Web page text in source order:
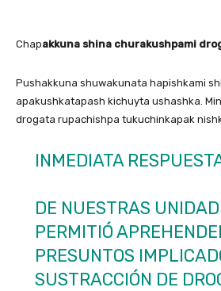
Chapakkuna shina churakushpami
Pushakkuna shuwakunata hapishkami
apakushkatapash kichuyta ushashka.
drogata rupachishpa tukuchinkapak
INMEDIATA
DE NUESTRAS
PERMITIÓ
PRESUNTOS
SUSTRACCIÓN DE